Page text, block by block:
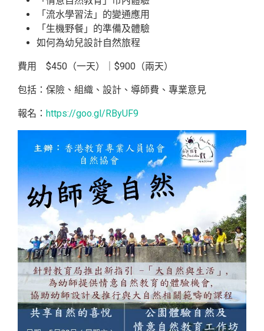
「情意自然教育」市內體驗
「流水學習法」的變通應用
「生機野餐」的準備及體驗
如何為幼兒設計自然旅程
費用 $450（一天）｜$900（兩天）
包括：保險、組織、設計、導師費、專業意見
報名： https://goo.gl/RByUF9